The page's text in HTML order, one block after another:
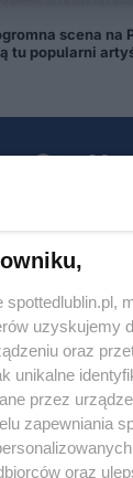
scena na
tu popularni
z treści
spottedlublin.pl,
uzyskujemy
oraz
unikalne
przez
zapewniania
oraz